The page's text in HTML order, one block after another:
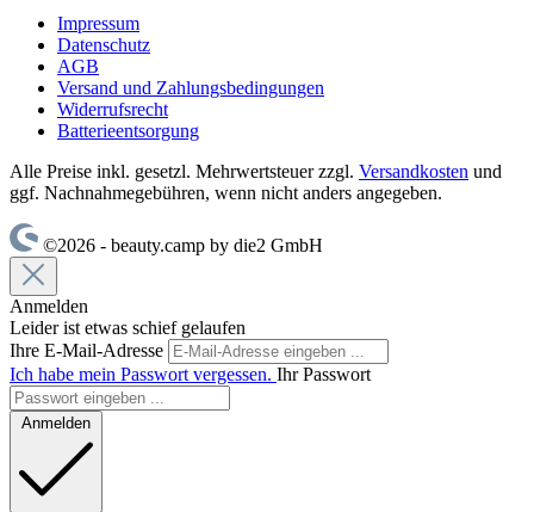
Impressum
Datenschutz
AGB
Versand und Zahlungsbedingungen
Widerrufsrecht
Batterieentsorgung
Alle Preise inkl. gesetzl. Mehrwertsteuer zzgl. Versandkosten und
ggf. Nachnahmegebühren, wenn nicht anders angegeben.
©2026 - beauty.camp by die2 GmbH
Anmelden
Leider ist etwas schief gelaufen
Ihre E-Mail-Adresse
Ich habe mein Passwort vergessen. Ihr Passwort
Anmelden